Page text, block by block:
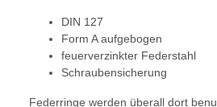
DIN 127
Form A aufgebogen
feuerverzinkter Federstahl
Schraubensicherung
Federringe werden überall dort